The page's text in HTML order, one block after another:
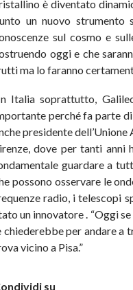
è diventato
un nuovo strumento
sul cosmo e
oggi e che
ma lo faranno
Italia soprattutto,
perché fa parte
presidente
dove per tanti
guardare a
possono osservare le
radio, i telescopi
un innovatore . “Oggi
chiederebbe per andare a
vicino a Pisa.”
su